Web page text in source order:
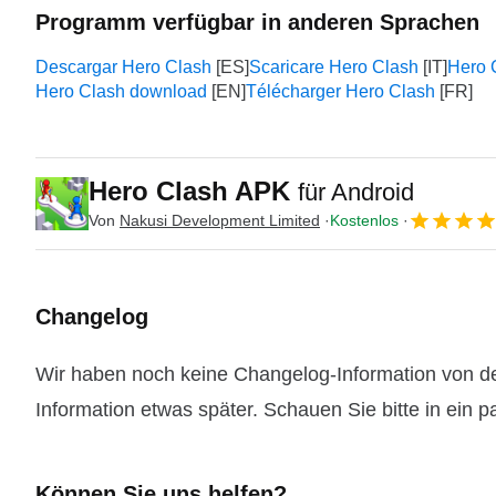
Programm verfügbar in anderen Sprachen
Descargar Hero Clash Scaricare Hero Clash
Hero
Hero Clash download
Télécharger Hero Clash
Hero Clash APK für Android
Von Nakusi Development Limited Kostenlos
Changelog
Wir haben noch keine Changelog-Information von
Information etwas später. Schauen Sie bitte in ein